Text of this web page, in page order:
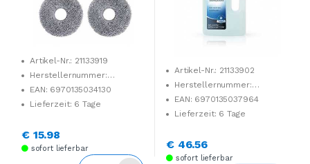
Artikel-Nr.: 21133919
Herstellernummer:
DWP040020
EAN: 6970135034130
Lieferzeit: 6 Tage
€ 15.98
sofort lieferbar
Artikel-Nr.: 21133902
Herstellernummer:
DSO010056
EAN: 6970135037964
Lieferzeit: 6 Tage
€ 46.56
sofort lieferbar